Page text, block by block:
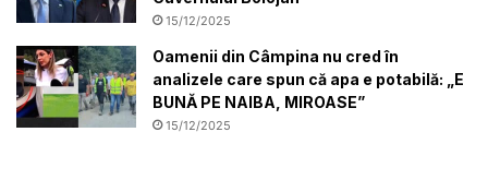
15/12/2025
Oamenii din Câmpina nu cred în
analizele care spun că apa e potabilă: „E
BUNĂ PE NAIBA, MIROASE”
15/12/2025